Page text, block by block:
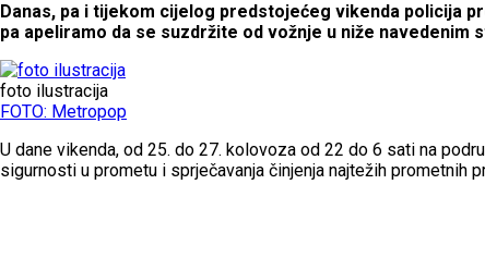
Danas, pa i tijekom cijelog predstojećeg vikenda policija
pa apeliramo da se suzdržite od vožnje u niže navedenim
foto ilustracija
FOTO: Metropop
U dane vikenda, od 25. do 27. kolovoza od 22 do 6 sati na
sigurnosti u prometu i sprječavanja činjenja najtežih prometnih